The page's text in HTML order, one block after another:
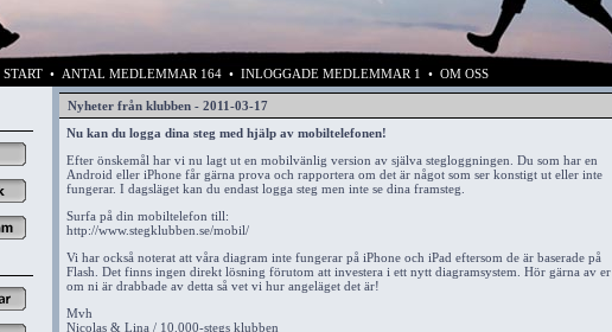
START • ANTAL MEDLEMMAR 164 • INLOGGADE MEDLEMMAR 1 • OM OSS
Nyheter från klubben - 2011-03-17
Nu kan du logga dina steg med hjälp av mobiltelefonen!
Efter önskemål har vi nu lagt ut en mobilvänlig version av själva stegloggningen. Du som har en
Android eller iPhone får gärna prova och rapportera om det är något som ser konstigt ut eller inte
fungerar. I dagsläget kan du endast logga steg men inte se dina framsteg.
Surfa på din mobiltelefon till:
http://www.stegklubben.se/mobil/
Vi har också noterat att våra diagram inte fungerar på iPhone och iPad eftersom de är baserade på
Flash. Det finns ingen direkt lösning förutom att investera i ett nytt diagramsystem. Hör gärna av er
om ni är drabbade av detta så vet vi hur angeläget det är!
Mvh
Nicolas & Lina / 10.000-stegs klubben